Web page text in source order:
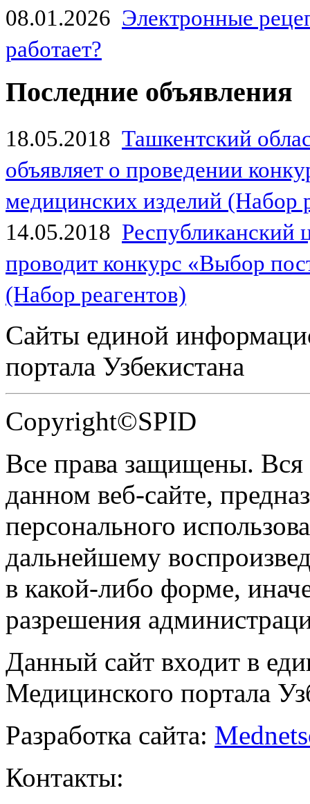
08.01.2026 Электронные
работает?
Последние объявления
18.05.2018 Ташкентский
объявляет о проведении
медицинских изделий (Набор
14.05.2018
проводит конкурс «Выбор
(Набор реагентов)
Сайты единой
портала Узбекистана
Copyright©SPID
Все права защищены.
данном веб-сайте,
персонального
дальнейшему
в какой-либо форме,
разрешения
Данный сайт входит в
Медицинского портала
Разработка сайта:
Контакты: